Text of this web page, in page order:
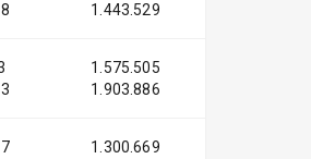
1.443.529
1.575.505
1.903.886
1.300.669